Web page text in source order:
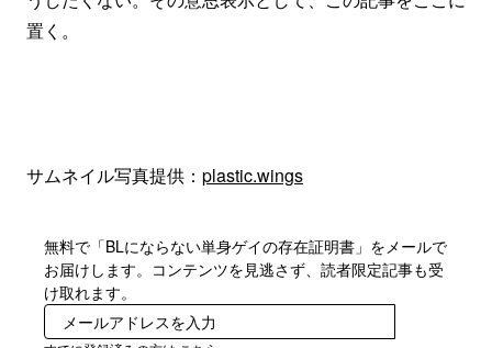
置く。
サムネイル写真提供： plastic.wings
無料で「BLにならない単身ゲイの存在証明書」をメールで
お届けします。コンテンツを見逃さず、読者限定記事も受
け取れます。